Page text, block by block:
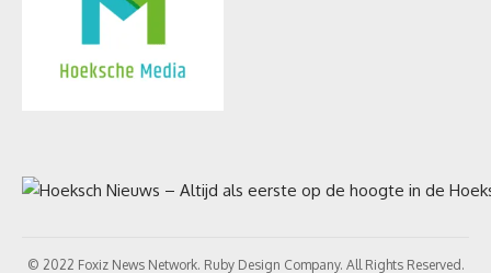
© 2022 Foxiz News Network. Ruby Design Company. All Rights Reserved.